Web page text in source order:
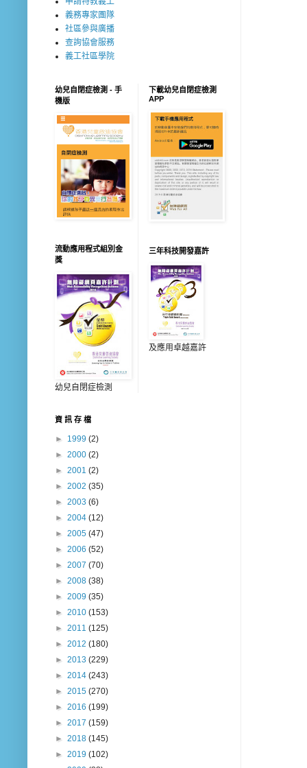
義務專家團隊
社區參與廣播
查詢協會服務
義工社區學院
幼兒自閉症檢測 - 手
機版
流動應用程式組別金
獎
幼兒自閉症檢測
下載幼兒自閉症檢測
APP
三年科技開發嘉許
及應用卓越嘉許
資 訊 存 檔
► 1999 (2)
► 2000 (2)
► 2001 (2)
► 2002 (35)
► 2003 (6)
► 2004 (12)
► 2005 (47)
► 2006 (52)
► 2007 (70)
► 2008 (38)
► 2009 (35)
► 2010 (153)
► 2011 (125)
► 2012 (180)
► 2013 (229)
► 2014 (243)
► 2015 (270)
► 2016 (199)
► 2017 (159)
► 2018 (145)
► 2019 (102)